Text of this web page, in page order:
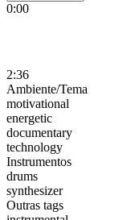
0:00
2:36
Ambiente/Tema
motivational
energetic
documentary
technology
Instrumentos
drums
synthesizer
Outras tags